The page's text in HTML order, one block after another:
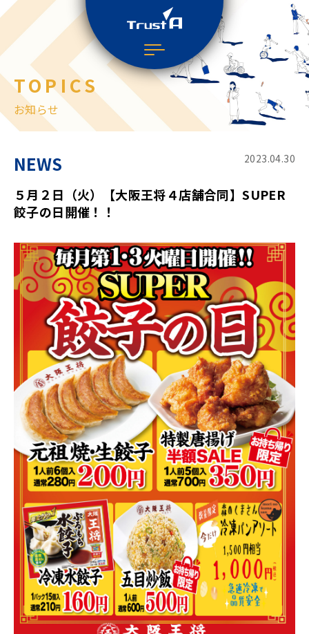
TOPICS
お知らせ
NEWS 2023.04.30
５月２日（火）【大阪王将４店舗合同】SUPER
餃子の日開催！！